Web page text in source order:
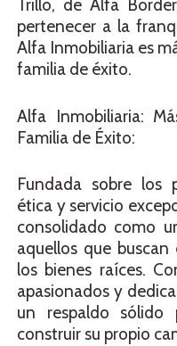
Trillo, de Alfa
pertenecer a la
Alfa Inmobiliaria es
familia de éxito.
Alfa Inmobiliaria:
Familia de Éxito:
Fundada sobre los
ética y servicio
consolidado como
aquellos que
los bienes raíces.
apasionados y
un respaldo sólido
construir su propio